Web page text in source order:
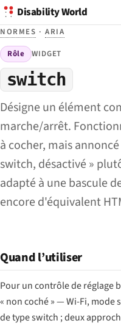
Disability World
NORMES ·ARIA
Rôle WIDGET
switch
Désigne un élément
marche/arrêt.
à cocher, mais
switch, désactivé »
adapté à une bascule
encore d'équivalent
Quand l’utiliser
Pour un contrôle de réglage
« non coché » — Wi-Fi, mode
de type switch ; deux